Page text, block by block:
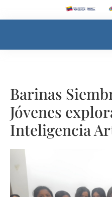
Barinas
Jóvenes
Inteligencia